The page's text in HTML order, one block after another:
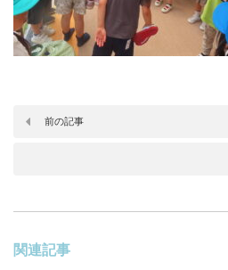
前の記事
関連記事